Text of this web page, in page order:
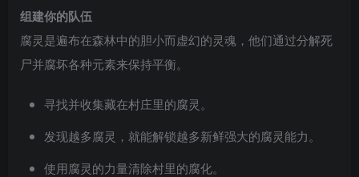
组建你的队伍
腐灵是遍布在森林中的胆小而虚幻的灵魂，他们通过分解死
尸并腐坏各种元素来保持平衡。
寻找并收集藏在村庄里的腐灵。
发现越多腐灵，就能解锁越多新鲜强大的腐灵能力。
使用腐灵的力量清除村里的腐化。